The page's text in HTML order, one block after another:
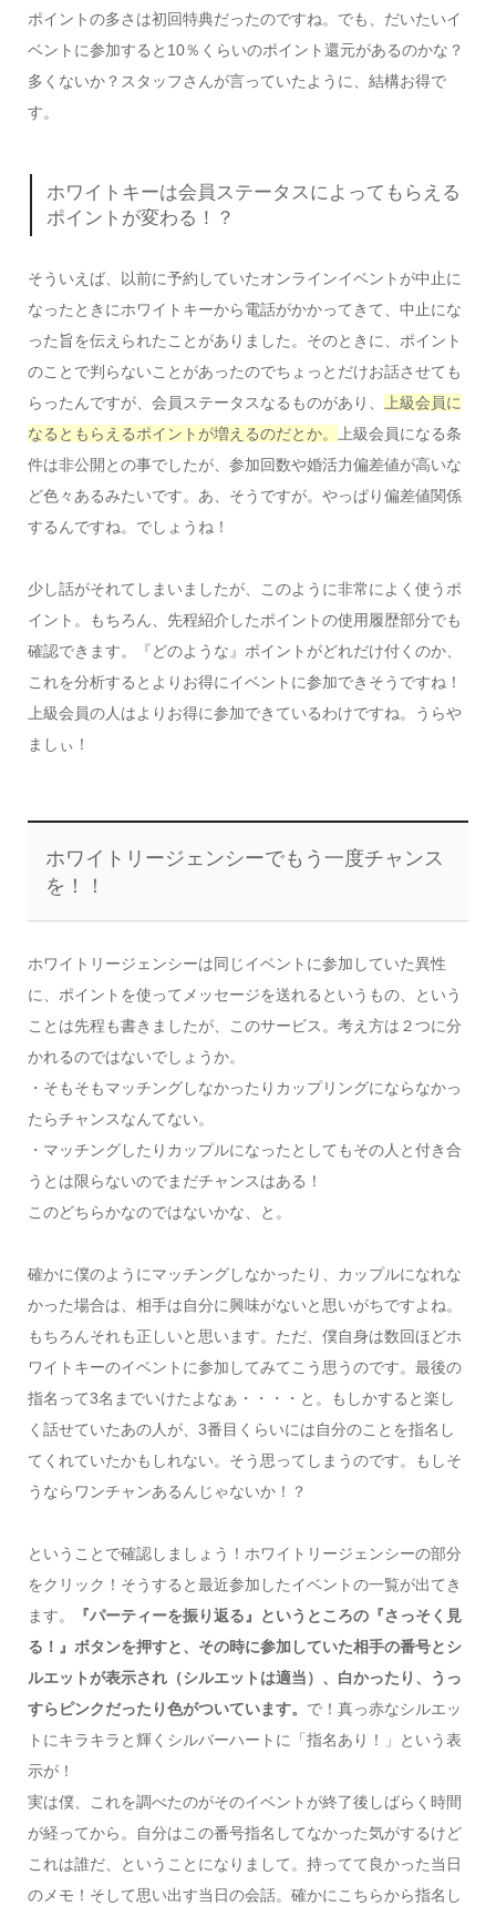
ポイントの多さは初回特典だったのですね。でも、だいたいイ
ベントに参加すると10％くらいのポイント還元があるのかな？
多くないか？スタッフさんが言っていたように、結構お得で
す。
ホワイトキーは会員ステータスによってもらえる
ポイントが変わる！？
そういえば、以前に予約していたオンラインイベントが中止に
なったときにホワイトキーから電話がかかってきて、中止にな
った旨を伝えられたことがありました。そのときに、ポイント
のことで判らないことがあったのでちょっとだけお話させても
らったんですが、会員ステータスなるものがあり、 上級会員に
なるともらえるポイントが増えるのだとか。 上級会員になる条
件は非公開との事でしたが、参加回数や婚活力偏差値が高いな
ど色々あるみたいです。あ、そうですが。やっぱり偏差値関係
するんですね。でしょうね！
少し話がそれてしまいましたが、このように非常によく使うポ
イント。もちろん、先程紹介したポイントの使用履歴部分でも
確認できます。『どのような』ポイントがどれだけ付くのか、
これを分析するとよりお得にイベントに参加できそうですね！
上級会員の人はよりお得に参加できているわけですね。うらや
ましぃ！
ホワイトリージェンシーでもう一度チャンス
を！！
ホワイトリージェンシーは同じイベントに参加していた異性
に、ポイントを使ってメッセージを送れるというもの、という
ことは先程も書きましたが、このサービス。考え方は２つに分
かれるのではないでしょうか。
・そもそもマッチングしなかったりカップリングにならなかっ
たらチャンスなんてない。
・マッチングしたりカップルになったとしてもその人と付き合
うとは限らないのでまだチャンスはある！
このどちらかなのではないかな、と。
確かに僕のようにマッチングしなかったり、カップルになれな
かった場合は、相手は自分に興味がないと思いがちですよね。
もちろんそれも正しいと思います。ただ、僕自身は数回ほどホ
ワイトキーのイベントに参加してみてこう思うのです。最後の
指名って3名までいけたよなぁ・・・・と。もしかすると楽し
く話せていたあの人が、3番目くらいには自分のことを指名し
てくれていたかもしれない。そう思ってしまうのです。もしそ
うならワンチャンあるんじゃないか！？
ということで確認しましょう！ホワイトリージェンシーの部分
をクリック！そうすると最近参加したイベントの一覧が出てき
ます。
『パーティーを振り返る』というところの『さっそく見
る！』ボタンを押すと、その時に参加していた相手の番号とシ
ルエットが表示され（シルエットは適当）、白かったり、うっ
すらピンクだったり色がついています。 で！真っ赤なシルエッ
トにキラキラと輝くシルバーハートに「指名あり！」という表
示が！
実は僕、これを調べたのがそのイベントが終了後しばらく時間
が経ってから。自分はこの番号指名してなかった気がするけど
これは誰だ、ということになりまして。持ってて良かった当日
のメモ！そして思い出す当日の会話。確かにこちらから指名し